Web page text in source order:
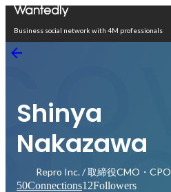
Business social network with 4M professionals
Shinya
Nakazawa
Repro Inc. / 取締役CMO・CPO
50Connections12Followers